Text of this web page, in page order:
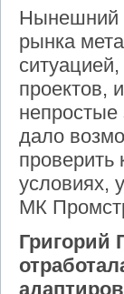
Нынешний
рынка
проектов,
непростые
дало
проверить
условиях,
МК
Григорий